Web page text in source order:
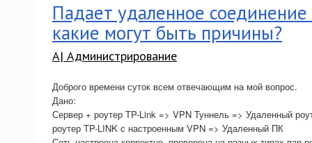
Падает удаленное
какие могут быть причины?
A| Администрирование
Доброго времени суток всем отвечающим на мой вопрос.
Дано:
Сервер + роутер TP-Link => VPN Туннель => Удаленный
роутер TP-LINK с настроенным VPN => Удаленный ПК